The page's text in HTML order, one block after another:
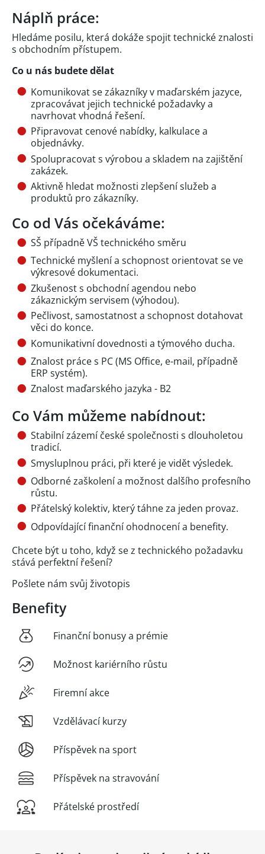
Náplň práce:
Hledáme posilu, která dokáže spojit technické znalosti
s obchodním přístupem.
Co u nás budete dělat
Komunikovat se zákazníky v maďarském jazyce,
zpracovávat jejich technické požadavky a
navrhovat vhodná řešení.
Připravovat cenové nabídky, kalkulace a
objednávky.
Spolupracovat s výrobou a skladem na zajištění
zakázek.
Aktivně hledat možnosti zlepšení služeb a
produktů pro zákazníky.
Co od Vás očekáváme:
SŠ případně VŠ technického směru
Technické myšlení a schopnost orientovat se ve
výkresové dokumentaci.
Zkušenost s obchodní agendou nebo
zákaznickým servisem (výhodou).
Pečlivost, samostatnost a schopnost dotahovat
věci do konce.
Komunikativní dovednosti a týmového ducha.
Znalost práce s PC (MS Office, e-mail, případně
ERP systém).
Znalost maďarského jazyka - B2
Co Vám můžeme nabídnout:
Stabilní zázemí české společnosti s dlouholetou
tradicí.
Smysluplnou práci, při které je vidět výsledek.
Odborné zaškolení a možnost dalšího profesního
růstu.
Přátelský kolektiv, který táhne za jeden provaz.
Odpovídající finanční ohodnocení a benefity.
Chcete být u toho, když se z technického požadavku
stává perfektní řešení?
Pošlete nám svůj životopis
Benefity
Finanční bonusy a prémie
Možnost kariérního růstu
Firemní akce
Vzdělávací kurzy
Příspěvek na sport
Příspěvek na stravování
Přátelské prostředí